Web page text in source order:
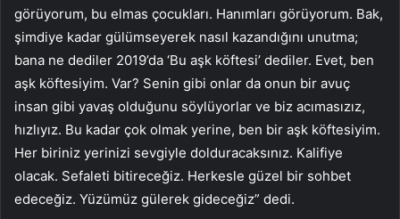
görüyorum, bu elmas çocukları. Hanımları görüyorum. Bak,
şimdiye kadar gülümseyerek nasıl kazandığını unutma;
bana ne dediler 2019’da ‘Bu aşk köftesi’ dediler. Evet, ben
aşk köftesiyim. Var? Senin gibi onlar da onun bir avuç
insan gibi yavaş olduğunu söylüyorlar ve biz acımasızız,
hızlıyız. Bu kadar çok olmak yerine, ben bir aşk köftesiyim.
Her biriniz yerinizi sevgiyle dolduracaksınız. Kalifiye
olacak. Sefaleti bitireceğiz. Herkesle güzel bir sohbet
edeceğiz. Yüzümüz gülerek gideceğiz” dedi.